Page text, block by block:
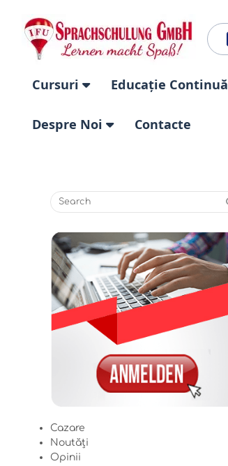
Cursuri Educație Continuă
Despre Noi Contacte
Cazare
Noutăți
Opinii